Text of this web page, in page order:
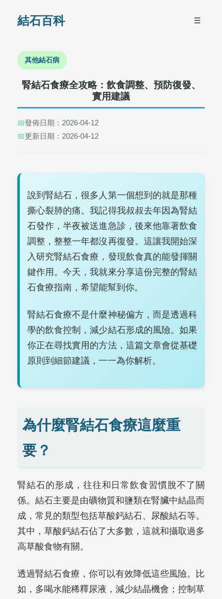
結石百科 ☰
其他結石病
腎結石食療全攻略：飲食調整、預防復發、
實用建議
📅發佈日期：2026-04-12
📅更新日期：2026-04-12
說到腎結石，很多人第一個想到的就是那種
撕心裂肺的痛。我記得我叔叔去年因為腎結
石發作，半夜被送進急診，後來他靠著飲食
調整，整整一年都沒再復發。這讓我開始深
入研究腎結石食療，發現飲食真的能發揮關
鍵作用。今天，我就來分享這份完整的腎結
石食療指南，希望能幫到你。
腎結石食療不是什麼神秘偏方，而是透過科
學的飲食控制，減少結石形成的風險。如果
你正在尋找實用的方法，這篇文章會從基礎
原則到細節建議，一一為你解析。
為什麼腎結石食療這麼重
要？
腎結石的形成，往往和日常飲食習慣脫不了關
係。結石主要是由礦物質和鹽類在腎臟中結晶而
成，常見的類型包括草酸鈣結石、尿酸結石等。
其中，草酸鈣結石佔了大多數，這就和攝取過多
高草酸食物有關。
透過腎結石食療，你可以有效降低這些風險。比
如，多喝水能稀釋尿液，減少結晶機會；控制草